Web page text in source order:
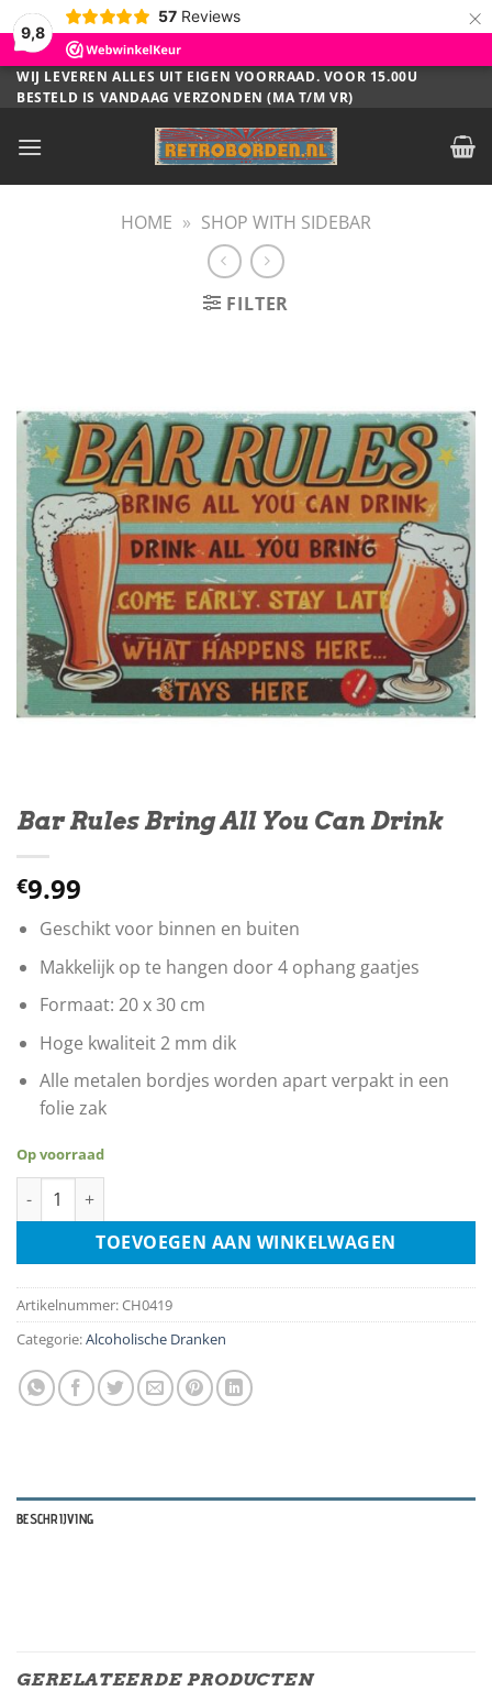
9,8
57 Reviews ×
Ga
naar
WIJ LEVEREN ALLES UIT EIGEN VOORRAAD. VOOR 15.00U
BESTELD IS VANDAAG VERZONDEN (MA T/M VR)
HOME » SHOP WITH SIDEBAR
FILTER
Bar Rules Bring All You Can Drink
€9.99
Geschikt voor binnen en buiten
Makkelijk op te hangen door 4 ophang gaatjes
Formaat: 20 x 30 cm
Hoge kwaliteit 2 mm dik
Alle metalen bordjes worden apart verpakt in een
folie zak
Op voorraad
Bar Rules Bring All You Can Drink aantal
TOEVOEGEN AAN WINKELWAGEN
Artikelnummer:CH0419
Categorie:Alcoholische Dranken
BESCHRIJVING
GERELATEERDE PRODUCTEN